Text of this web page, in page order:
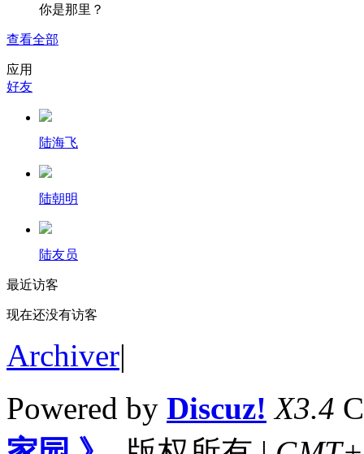
你是那里？
查看全部
应用
好友
陆海飞
陆朝明
陆友员
最近访客
现在还没有访客
Archiver|
Powered by Discuz! X3.4